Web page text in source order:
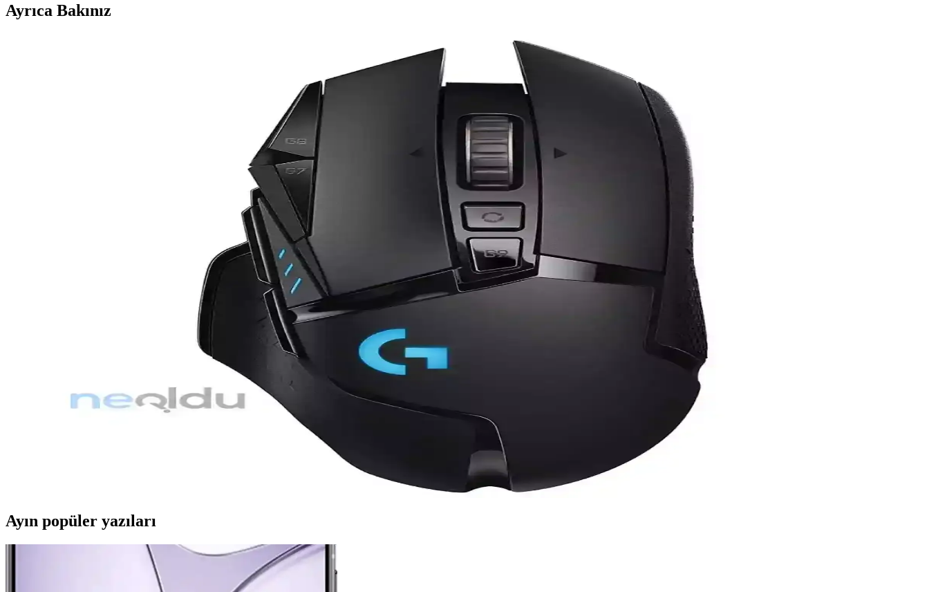
Ayrıca Bakınız
Everest SM 300 ve SM 360 Kablosuz Mouse Modellerinin Özellikleri ve Kullanım Alanları
Everest SM 300 ve SM 360 kablosuz mouse'lar, ergonomik tasarım ve uzun pil ömrü ile ofis ve ev kullanımı için ideal seçenekler sunar. Teknolojik gelişmeler sayesinde yüksek hassasiyet ve düşük gecikme
Mini Klavye ve Mouse Setleri: Estetik ve İşlevsellik Sunan Modern Çözümler
Estetik ve taşınabilir mini klavye ve mouse setleri, ergonomik tasarımıyla ofis ve ev kullanımına uygun, kablosuz teknolojilerle pratiklik sağlar.
Uygun Fiyatlı Kablosuz Optik Mouse Seçenekleri ve Temel Özellikleri
Uygun fiyatlı kablosuz optik mouse'lar, hareket özgürlüğü ve ergonomi sunar, uzun pil ömrü ile ekonomik çözümler sağlar. Güvenilir markalar ve temel özellikler hakkında detaylar içerir.
A4Tech FG10 Nano Kablosuz vs HP S1000 Kablosuz Mouse: DPI ve Ergonomi ile Pil Verimi
Bu karşılaştırma FG10 Nano 2000 DPI ile HP S1000 kablosuz mouse'un temel farklarını veri odaklı kriterlerle ele alır: DPI, bağlanabilirlik, tuş sayısı, ergonomi, pil ömrü ve scroll güvenilirliği gibi başlıklar
Everest SM-300 ve SM-360 Karşılaştırması: Hangi Kablosuz Mouse Sizin İçin Uygun
Everest SM-300 ve SM-360, ev ve ofis kullanımı için tasarlanmış kablosuz mouse'lar. Farklı özellikleri ve performanslarıyla kullanıcıların ihtiyaçlarına göre en uygun seçimi yapmalarına yardımcı olur.
Concord C-18 ve Everest SMW-666 Kablosuz Mouse Karşılaştırması ve Kullanıcı Yorumları
Concord C-18 ve Everest SMW-666 kablosuz mouse'ların özellikleri, kullanıcı yorumları ve performans karşılaştırmasıyla, ihtiyaçlarınıza uygun en iyi seçeneği belirleyin.
Mini Klavye ve Mouse Setleri: Estetik ve Fonksiyonellik ile Modern Kullanım Deneyimi
Mini klavye ve mouse setleri, kablosuz bağlantı, estetik tasarım ve pratik kullanım özellikleriyle öne çıkıyor. Günlük kullanım ve oyun için ideal, şık ve fonksiyonel çözümler sunuyor.
Logitech Kablosuz Mouse Modelleri ve Kullanım Alanlarına Göre Karşılaştırma Rehberi
Logitech'in çeşitli kablosuz mouse modelleri, ergonomi, hassasiyet ve çoklu cihaz desteği gibi özelliklerle farklı kullanıcı ihtiyaçlarına uygun çözümler sunar.
Ayın popüler yazıları